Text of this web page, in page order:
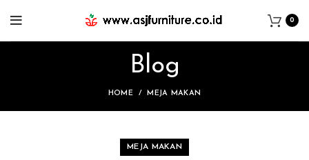
0
Blog
HOME MEJA MAKAN
MEJA MAKAN